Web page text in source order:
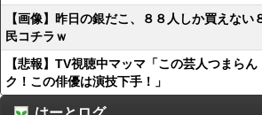
【画像】昨日の銀だこ、８８人しか買えない
民コチラｗ
【悲報】TV視聴中マッマ「この芸人つまら
ク！この俳優は演技下手！」